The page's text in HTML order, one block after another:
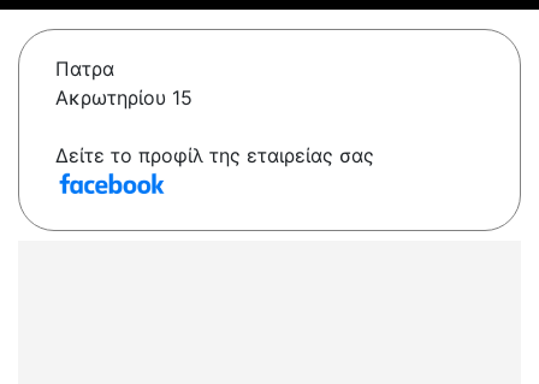
Πατρα
Ακρωτηρίου 15
Δείτε το προφίλ της εταιρείας σας